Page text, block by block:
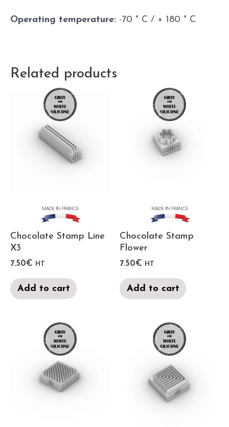
Operating temperature: -70 ° C / + 180 ° C
Related products
Chocolate Stamp Line
X3
7.50€ HT
Add to cart
Chocolate Stamp
Flower
7.50€ HT
Add to cart